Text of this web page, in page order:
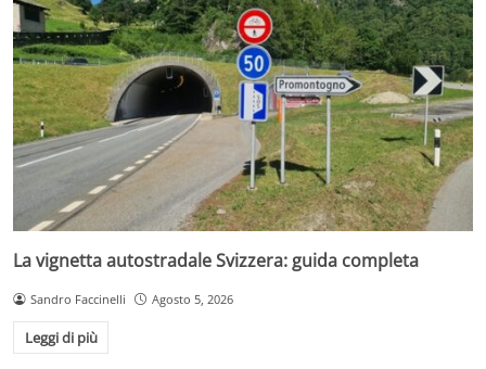
La vignetta autostradale Svizzera: guida completa
Sandro Faccinelli Agosto 5, 2026
Leggi di più